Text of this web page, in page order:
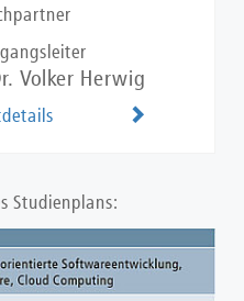
Volker Herwig
Studienplans: